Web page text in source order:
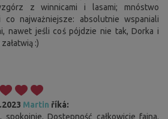
z winnicami i lasami; mnóstwo
najważniejsze: absolutnie wspaniali
nawet jeśli coś pójdzie nie tak, Dorka i
:)
Martin říká:
spokojnie. Dostępność całkowicie fajna.